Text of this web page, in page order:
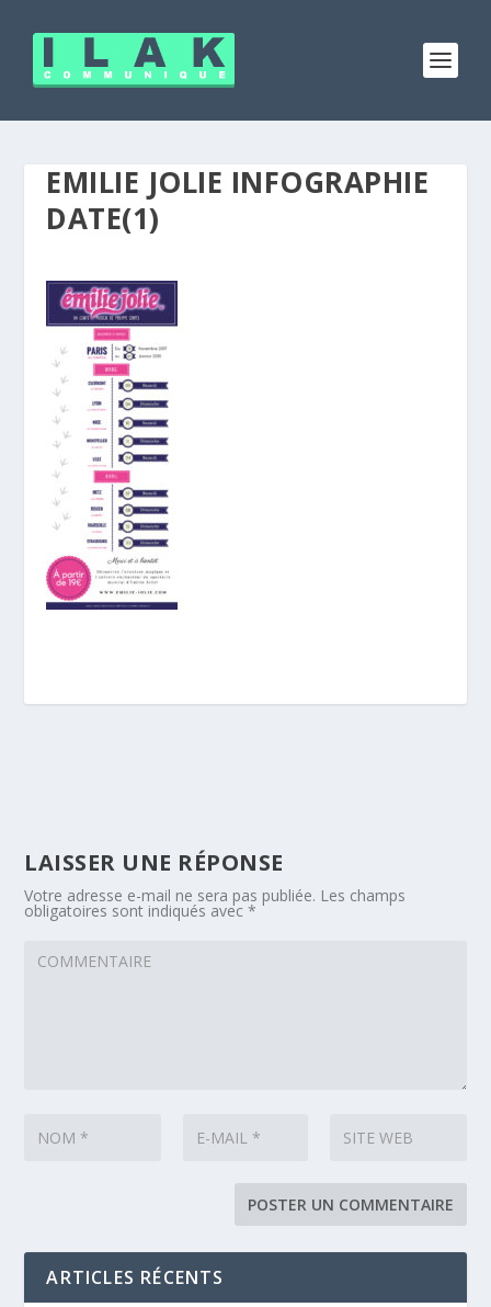
EMILIE JOLIE INFOGRAPHIE
DATE(1)
LAISSER UNE RÉPONSE
Votre adresse e-mail ne sera pas publiée. Les champs
obligatoires sont indiqués avec*
ARTICLES RÉCENTS